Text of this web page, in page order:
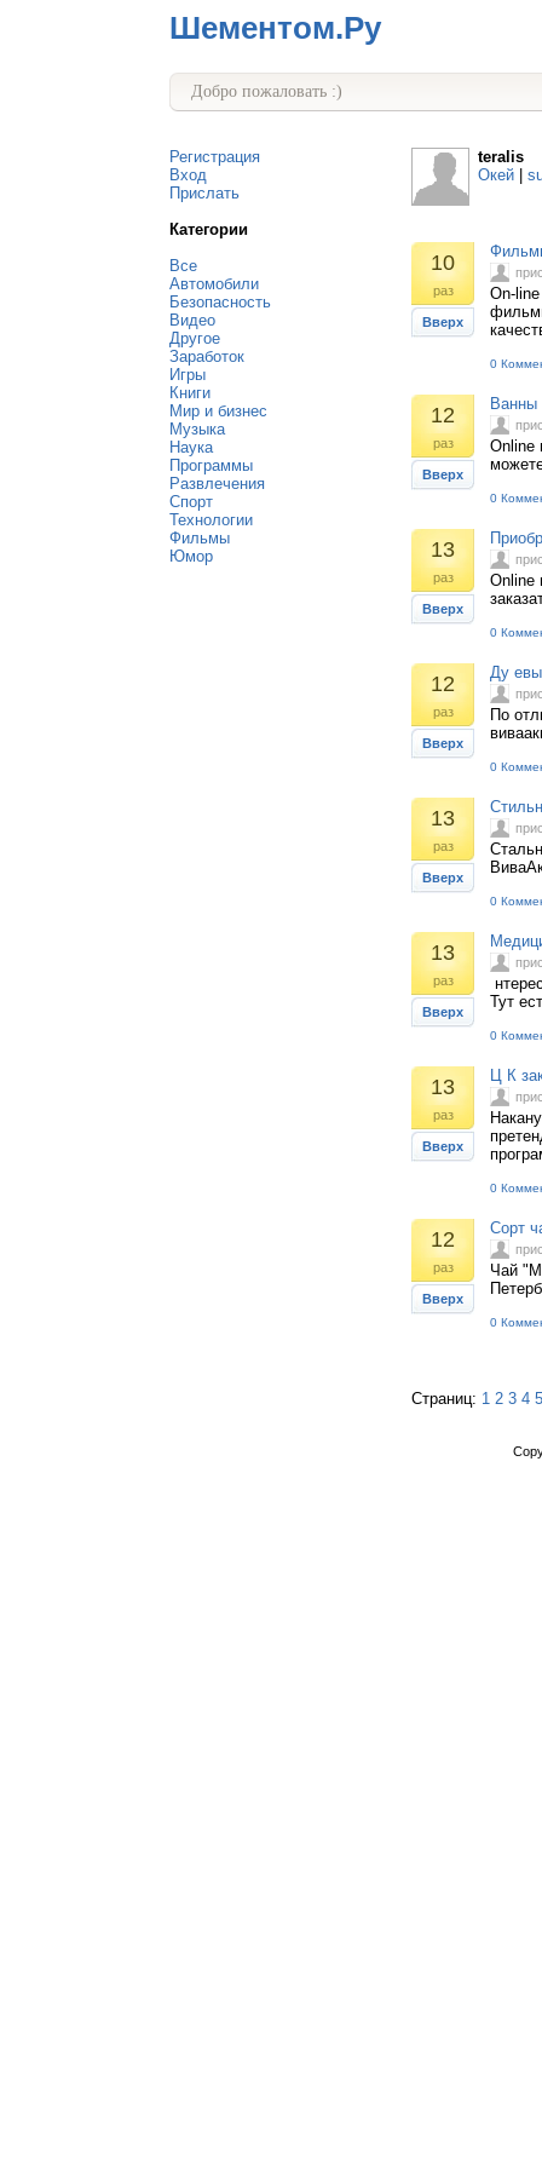
Шементом.Ру
Добро пожаловать :)
Регистрация
Вход
Прислать
Категории
Все
Автомобили
Безопасность
Видео
Другое
Заработок
Игры
Книги
Мир и бизнес
Музыка
Наука
Программы
Развлечения
Спорт
Технологии
Фильмы
Юмор
teralis
Окей
10
раз
Вверх
On-
0
12
раз
Вверх
Ванны
Online
0
13
раз
Вверх
Online
0
12
раз
Вверх
Ду
По
0
13
раз
Вверх
0
13
раз
Вверх
Тут
0
13
раз
Вверх
Ц К
0
12
раз
Вверх
Сорт
Чай
0
Страниц: 1 2 3 4 5